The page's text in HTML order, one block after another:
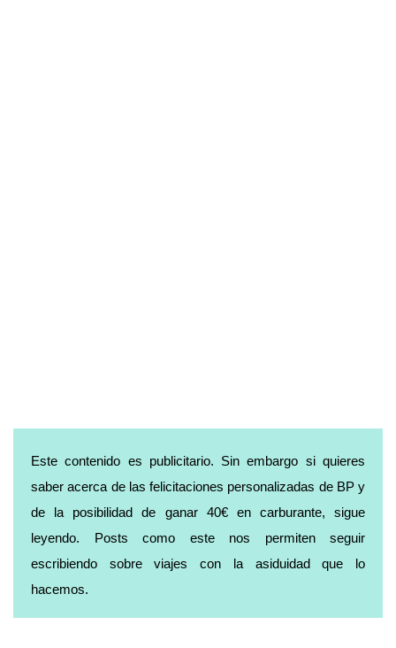
Este contenido es publicitario. Sin embargo si quieres
saber acerca de las felicitaciones personalizadas de BP y
de la posibilidad de ganar 40€ en carburante, sigue
leyendo. Posts como este nos permiten seguir
escribiendo sobre viajes con la asiduidad que lo
hacemos.